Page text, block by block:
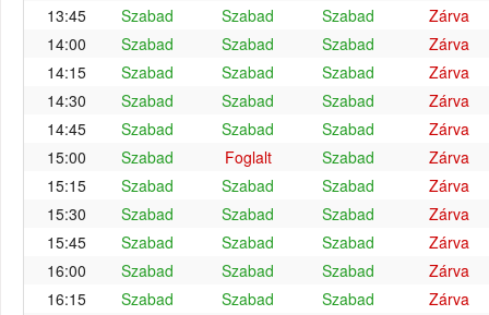
13:45
Szabad Szabad Szabad
Zárva
14:00
Szabad Szabad Szabad
Zárva
14:15
Szabad Szabad Szabad
Zárva
14:30
Szabad Szabad Szabad
Zárva
14:45
Szabad Szabad Szabad
Zárva
15:00
Szabad Foglalt Szabad
Zárva
15:15
Szabad Szabad Szabad
Zárva
15:30
Szabad Szabad Szabad
Zárva
15:45
Szabad Szabad Szabad
Zárva
16:00
Szabad Szabad Szabad
Zárva
16:15
Szabad Szabad Szabad Zárva